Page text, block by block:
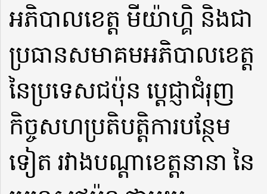
អភិបាលខេត្ត មីយ៉ាហ្គិ និងជា
ប្រធានសមាគមអភិបាលខេត្ត
នៃប្រទេសជប៉ុន ប្ដេជ្ញាជំរុញ
កិច្ចសហប្រតិបត្តិការបន្ថែម
ទៀត រវាងបណ្ដាខេត្តនានា នៃ